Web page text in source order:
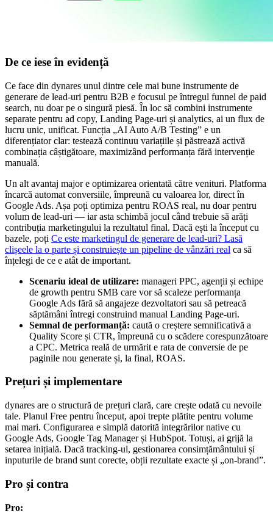
De ce iese în evidență
Ce face din dynares unul dintre cele mai bune instrumente de
generare de lead-uri pentru B2B e focusul pe întregul funnel de paid
search, nu doar pe o singură piesă. În loc să combini instrumente
separate pentru ad copy, Landing Page-uri și analytics, ai un flux de
lucru unic, unificat. Funcția „AI Auto A/B Testing” e un
diferențiator clar: testează continuu variațiile și păstrează activă
combinația câștigătoare, maximizând performanța fără intervenție
manuală.
Un alt avantaj major e optimizarea orientată către venituri. Platforma
încarcă automat conversiile, împreună cu valoarea lor, direct în
Google Ads. Așa poți optimiza pentru ROAS real, nu doar pentru
volum de lead-uri — iar asta schimbă jocul când trebuie să arăți
contribuția marketingului la rezultatul final. Dacă ești la început cu
bazele, poți Ce este marketingul de generare de lead-uri? Lasă
clișeele la o parte și construiește un pipeline de vânzări real ca să
înțelegi de ce e atât de important.
Scenariu ideal de utilizare: manageri PPC, agenții și echipe
de growth pentru SMB care vor să scaleze performanța
Google Ads fără să angajeze dezvoltatori sau să petreacă
săptămâni întregi construind manual Landing Page-uri.
Semnal de performanță: caută o creștere semnificativă a
Quality Score și CTR, împreună cu o scădere corespunzătoare
a CPC. Metrica reală de urmărit e rata de conversie de pe
paginile nou generate și, la final, ROAS.
Prețuri și implementare
dynares are o structură de prețuri clară, care crește odată cu nevoile
tale. Planul Free pentru început, apoi trepte plătite pentru volume
mai mari. Configurarea e simplă datorită integrărilor native cu
Google Ads, Google Tag Manager și HubSpot. Totuși, ai grijă la
setarea inițială. Dacă tracking-ul, gestionarea consimțământului și
inputurile de brand sunt corecte, obții rezultate exacte și „on-brand”.
Pro și contra
Pro: